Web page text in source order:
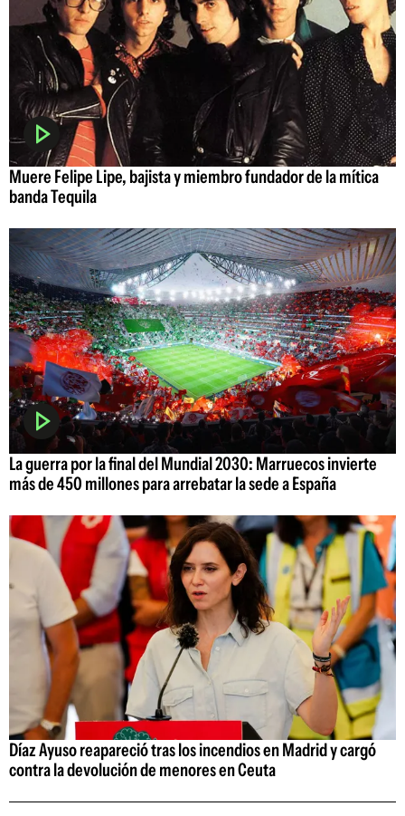
Muere Felipe Lipe, bajista y miembro fundador de la mítica
banda Tequila
La guerra por la final del Mundial 2030: Marruecos invierte
más de 450 millones para arrebatar la sede a España
Díaz Ayuso reapareció tras los incendios en Madrid y cargó
contra la devolución de menores en Ceuta